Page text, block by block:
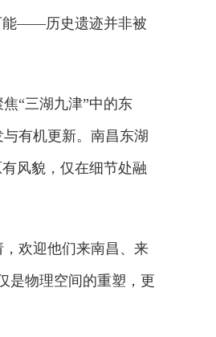
能——历史遗迹并非被
“三湖九津”中的东
有机更新。南昌东湖
风貌，仅在细节处融
欢迎他们来南昌、来
是物理空间的重塑，更